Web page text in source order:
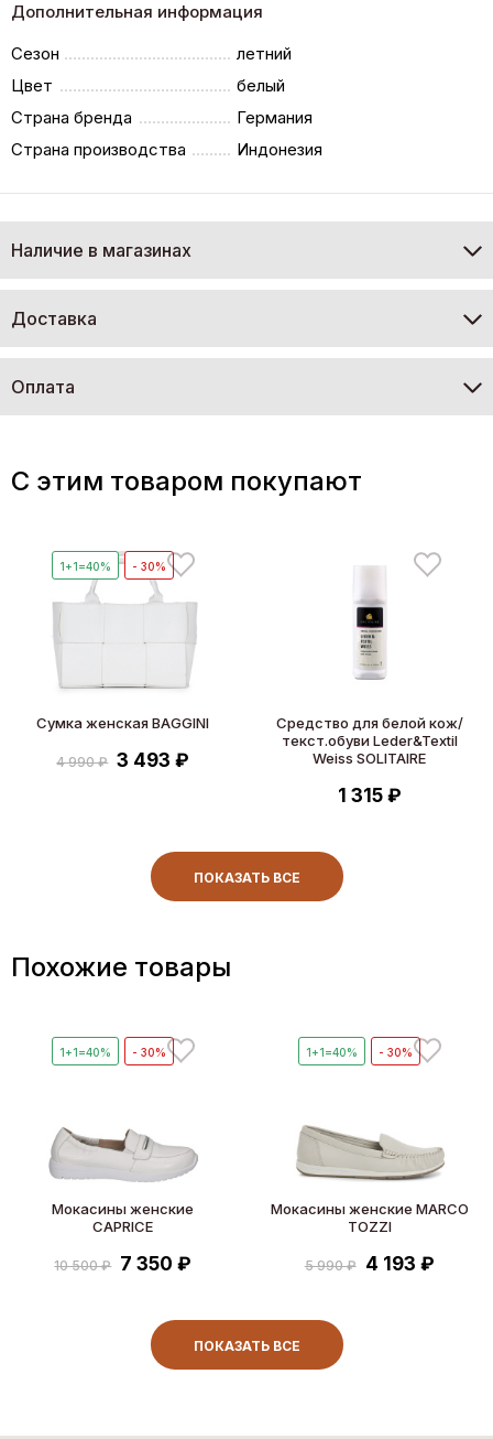
Дополнительная информация
Сезон
летний
Цвет
белый
Страна бренда
Германия
Страна производства
Индонезия
Наличие в магазинах
Доставка
Оплата
C этим товаром покупают
1+1=40% - 30%
Сумка женская BAGGINI
4 990 ₽ 3 493 ₽
Средство для белой кож/
текст.обуви Leder&Textil
Weiss SOLITAIRE
1 315 ₽
ПОКАЗАТЬ ВСЕ
Похожие товары
1+1=40% - 30%
Мокасины женские
CAPRICE
10 500 ₽ 7 350 ₽
1+1=40% - 30%
Мокасины женские MARCO
TOZZI
5 990 ₽ 4 193 ₽
ПОКАЗАТЬ ВСЕ